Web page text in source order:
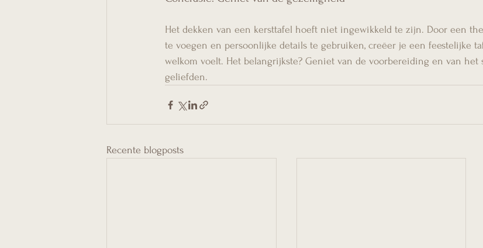
Het dekken van een kersttafel hoeft niet ingewikkeld te zijn. Door een
te voegen en persoonlijke details te gebruiken, creëer je een feestelijke
welkom voelt. Het belangrijkste? Geniet van de voorbereiding en van het
geliefden.
Recente blogposts